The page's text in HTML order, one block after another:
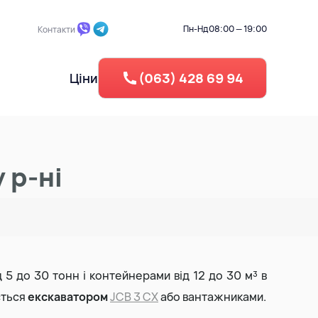
Контакти Пн-Нд08:00 — 19:00
Рециклінг - Дроблення
Ціни (063) 428 69 94
р-ні
5 до 30 тонн і контейнерами від 12 до 30 м³ в
екскаваторомJCB 3 CXабо вантажниками.